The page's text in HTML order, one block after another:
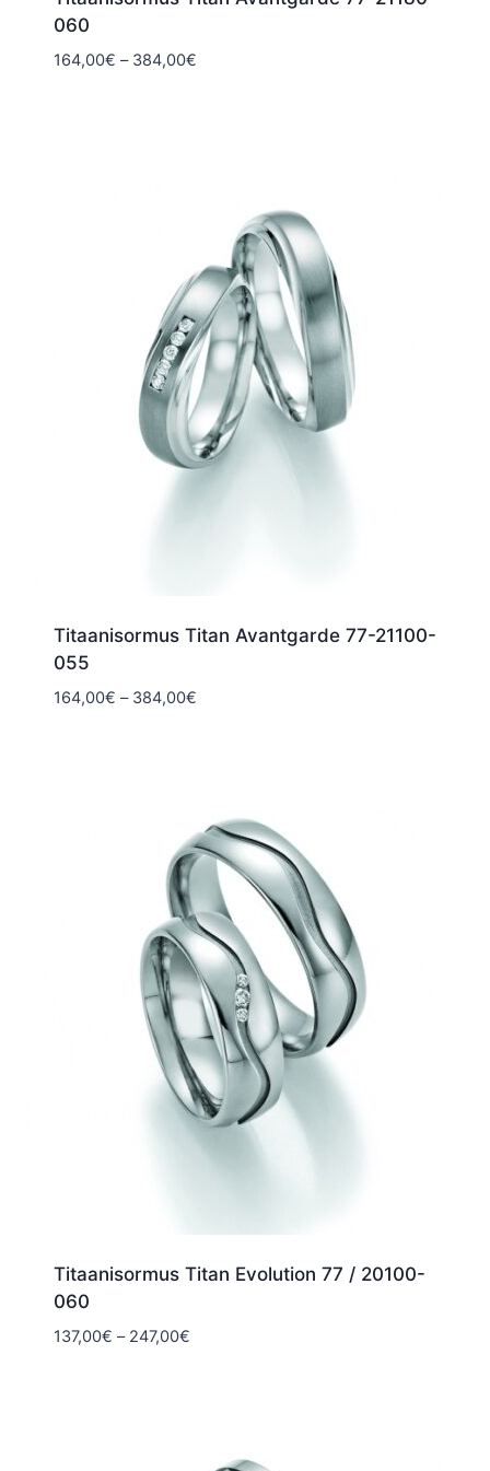
060
164,00€ – 384,00€Hintaluokka:
Titaanisormus Titan Avantgarde 77-21100-
055
164,00€ – 384,00€Hintaluokka:
Titaanisormus Titan Evolution 77 / 20100-
060
137,00€ – 247,00€Hintaluokka: